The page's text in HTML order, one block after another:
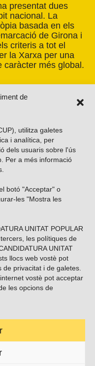
de
utilitza galetes
i analítica, per
dels usuaris sobre l'ús
Per a més informació
botó "Acceptar" o
les "Mostra les
UNITAT POPULAR
les polítiques de
UNITAT
llocs web vostè pot
privacitat i de galetes.
vostè pot acceptar
les opcions de
presentat dues
nacional. La
basada en els
de Girona i
criteris a tot el
la Xarxa per una
caràcter més global.
butlletí?
socials
Barcelona.